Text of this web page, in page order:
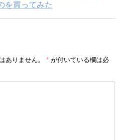
を買ってみた
ありません。 * が付いている欄は必